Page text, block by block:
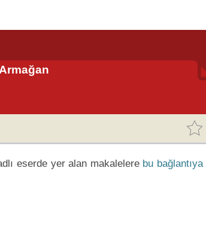
eserde yer alan makalelere bu bağlantıya